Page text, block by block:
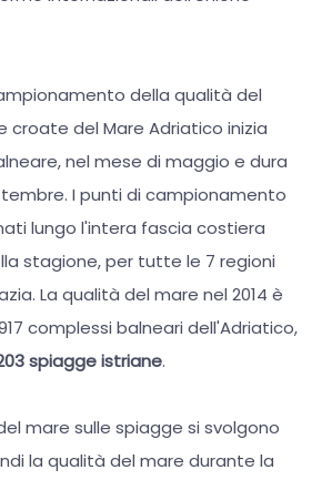
della qualità del
croate del Mare Adriatico inizia
nel mese di maggio e dura
I punti di campionamento
lungo l'intera fascia costiera
stagione, per tutte le 7 regioni
La qualità del mare nel 2014 è
complessi balneari dell'Adriatico,
spiagge istriane.
mare sulle spiagge si svolgono
la qualità del mare durante la